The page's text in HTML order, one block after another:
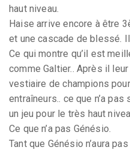
haut niveau.
Haise arrive encore à être
et une cascade de blessé.
Ce qui montre qu’il est
comme Galtier.. Après il
vestiaire de champions
entraîneurs.. ce que n’a
un jeu pour le très haut
Ce que n’a pas Génésio.
Tant que Génésio n’aura